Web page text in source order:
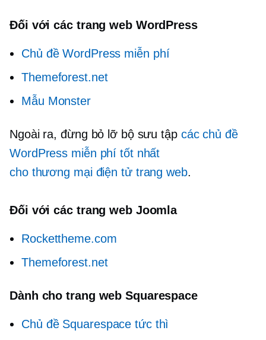
Đối với các trang web WordPress
Chủ đề WordPress miễn phí
Themeforest.net
Mẫu Monster
Ngoài ra, đừng bỏ lỡ bộ sưu tập các chủ đề
WordPress miễn phí tốt nhất
cho thương mại điện tửtrang web.
Đối với các trang web Joomla
Rockettheme.com
Themeforest.net
Dành cho trang web Squarespace
Chủ đề Squarespace tức thì